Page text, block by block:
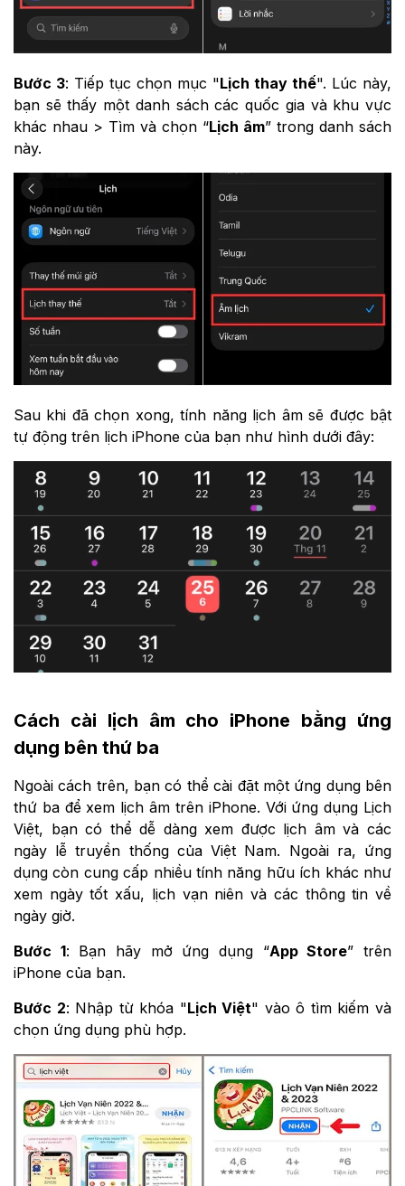
Bước 3: Tiếp tục chọn mục "Lịch thay thế". Lúc này,
bạn sẽ thấy một danh sách các quốc gia và khu vực
khác nhau > Tìm và chọn “Lịch âm” trong danh sách
này.
Sau khi đã chọn xong, tính năng lịch âm sẽ được bật
tự động trên lịch iPhone của bạn như hình dưới đây:
Cách cài lịch âm cho iPhone bằng ứng
dụng bên thứ ba
Ngoài cách trên, bạn có thể cài đặt một ứng dụng bên
thứ ba để xem lịch âm trên iPhone. Với ứng dụng Lịch
Việt, bạn có thể dễ dàng xem được lịch âm và các
ngày lễ truyền thống của Việt Nam. Ngoài ra, ứng
dụng còn cung cấp nhiều tính năng hữu ích khác như
xem ngày tốt xấu, lịch vạn niên và các thông tin về
ngày giờ.
Bước 1: Bạn hãy mở ứng dụng “App Store” trên
iPhone của bạn.
Bước 2: Nhập từ khóa "Lịch Việt" vào ô tìm kiếm và
chọn ứng dụng phù hợp.